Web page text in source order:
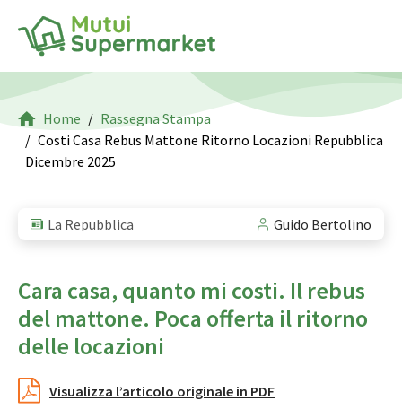
Home
Rassegna Stampa
Costi Casa Rebus Mattone Ritorno Locazioni Repubblica
Dicembre 2025
La Repubblica Guido Bertolino
Cara casa, quanto mi costi. Il rebus
del mattone. Poca offerta il ritorno
delle locazioni
Visualizza l’articolo originale in PDF